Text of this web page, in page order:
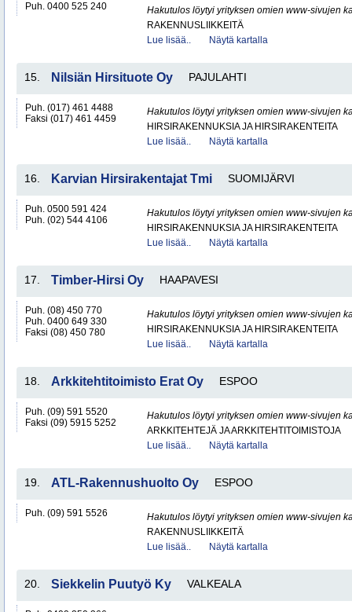
Puh. 0400 525 240
Hakutulos löytyi yrityksen omien www-sivujen
RAKENNUSLIIKKEITÄ
Lue lisää..
Näytä kartalla
15. Nilsiän Hirsituote Oy PAJULAHTI
Puh. (017) 461 4488
Faksi (017) 461 4459
Hakutulos löytyi yrityksen omien www-sivujen
HIRSIRAKENNUKSIA JA HIRSIRAKENTEITA
Lue lisää..
Näytä kartalla
16. Karvian Hirsirakentajat Tmi SUOMIJÄRVI
Puh. 0500 591 424
Puh. (02) 544 4106
Hakutulos löytyi yrityksen omien www-sivujen
HIRSIRAKENNUKSIA JA HIRSIRAKENTEITA
Lue lisää..
Näytä kartalla
17. Timber-Hirsi Oy HAAPAVESI
Puh. (08) 450 770
Puh. 0400 649 330
Faksi (08) 450 780
Hakutulos löytyi yrityksen omien www-sivujen
HIRSIRAKENNUKSIA JA HIRSIRAKENTEITA
Lue lisää..
Näytä kartalla
18. Arkkitehtitoimisto Erat Oy ESPOO
Puh. (09) 591 5520
Faksi (09) 5915 5252
Hakutulos löytyi yrityksen omien www-sivujen
ARKKITEHTEJÄ JA ARKKITEHTITOIMISTOJA
Lue lisää..
Näytä kartalla
19. ATL-Rakennushuolto Oy ESPOO
Puh. (09) 591 5526
Hakutulos löytyi yrityksen omien www-sivujen
RAKENNUSLIIKKEITÄ
Lue lisää..
Näytä kartalla
20. Siekkelin Puutyö Ky VALKEALA